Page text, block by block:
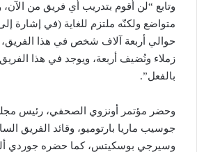
وتابع “لن أقوم بتدريب أي فريق من
متواضع ولكنّه ملتزم للغاية (في إشارة
حوالي أربعة آلاف شخص في هذا الفريق،
زملاء ونُضيف أربعة، ويوجد في هذا
بالفعل”.
وحضر مؤتمر أونزوي الصحفي، رئيس
جوسيب ماريا بارتوميو، وقائد الفريق
وسيرجي بوسكيتس، كما حضره جوردي